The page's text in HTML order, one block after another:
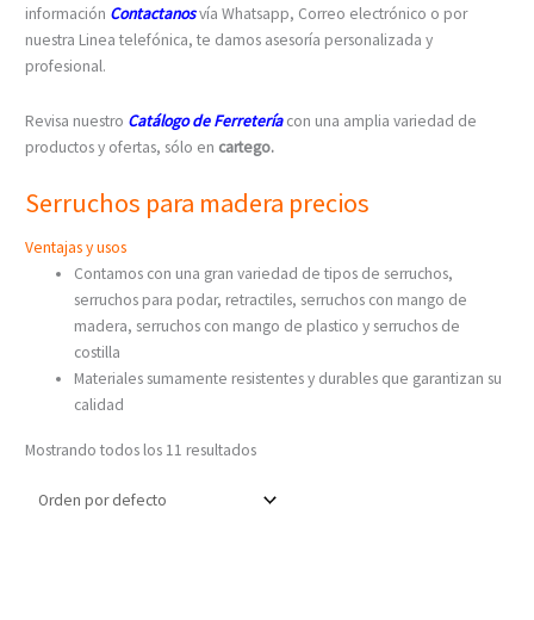
información Contactanosvía Whatsapp, Correo electrónico o por
nuestra Linea telefónica, te damos asesoría personalizada y
profesional.
Revisa nuestro Catálogo de Ferreteríacon una amplia variedad de
productos y ofertas, sólo en cartego.
Serruchos para madera precios
Ventajas y usos
Contamos con una gran variedad de tipos de serruchos,
serruchos para podar, retractiles, serruchos con mango de
madera, serruchos con mango de plastico y serruchos de
costilla
Materiales sumamente resistentes y durables que garantizan su
calidad
Mostrando todos los 11 resultados